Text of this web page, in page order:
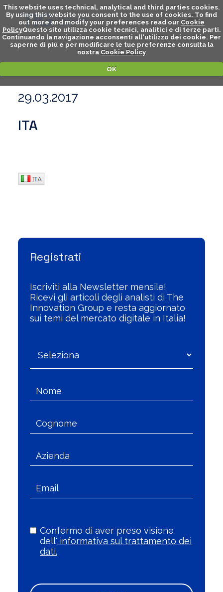
This website uses technical, analytical and third parties cookies.
By using this website you consent to the use of cookies. To find
out more and modify your preferences read our Cookie
PolicyQuesto sito utilizza cookie tecnici, analitici e di terze parti.
Continuando la navigazione acconsenti all'utilizzo dei cookie. Per
saperne di piú e per modificare le tue preferenze consulta la
nostra Cookie Policy
OK
29.03.2017
ITA
Registrati
Iscriviti alla Newsletter mensile!
Ricevi gli articoli degli analisti di The
Innovation Group e resta aggiornato
sui temi del mercato digitale in Italia!
Confermo di aver preso visione
dell' informativa sul trattamento dei
dati.